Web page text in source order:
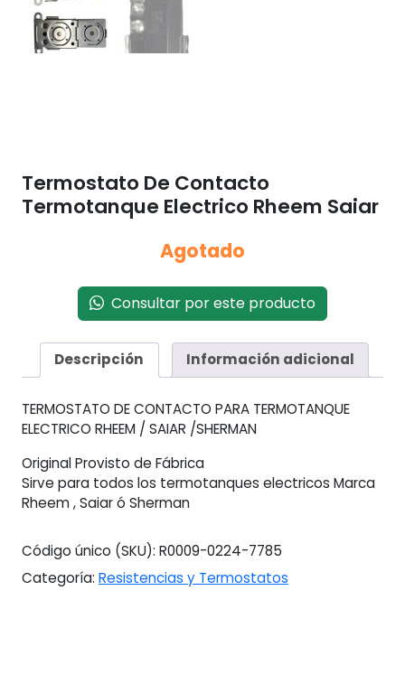
Termostato De Contacto
Termotanque Electrico Rheem Saiar
Agotado
Consultar por este producto
Descripción Información adicional
TERMOSTATO DE CONTACTO PARA TERMOTANQUE
ELECTRICO RHEEM / SAIAR /SHERMAN
Original Provisto de Fábrica
Sirve para todos los termotanques electricos Marca
Rheem , Saiar ó Sherman
Código único (SKU): R0009-0224-7785
Categoría: Resistencias y Termostatos